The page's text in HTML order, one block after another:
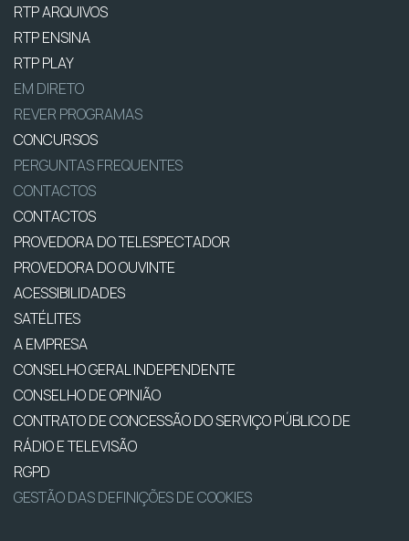
RTP ARQUIVOS
RTP ENSINA
RTP PLAY
EM DIRETO
REVER PROGRAMAS
CONCURSOS
PERGUNTAS FREQUENTES
CONTACTOS
CONTACTOS
PROVEDORA DO TELESPECTADOR
PROVEDORA DO OUVINTE
ACESSIBILIDADES
SATÉLITES
A EMPRESA
CONSELHO GERAL INDEPENDENTE
CONSELHO DE OPINIÃO
CONTRATO DE CONCESSÃO DO SERVIÇO PÚBLICO DE
RÁDIO E TELEVISÃO
RGPD
GESTÃO DAS DEFINIÇÕES DE COOKIES